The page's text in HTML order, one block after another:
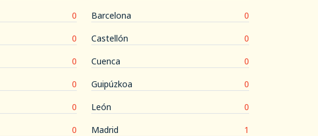
0 Barcelona
0
0 Castellón
0
0 Cuenca
0
0 Guipúzkoa
0
0 León
0
0 Madrid
1